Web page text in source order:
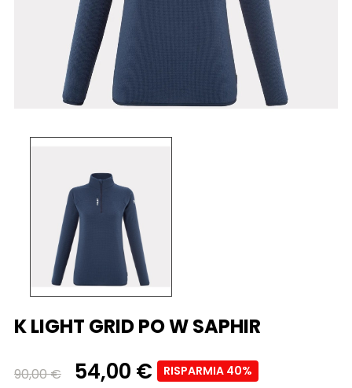
K LIGHT GRID PO W SAPHIR
90,00 € 54,00 € RISPARMIA 40%